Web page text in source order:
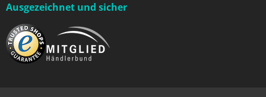
Ausgezeichnet und sicher